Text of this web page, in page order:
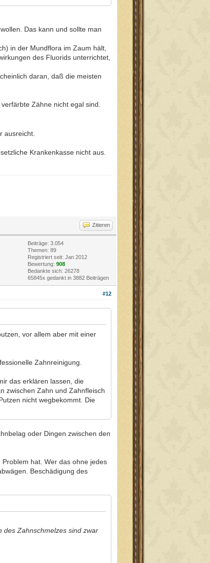
Das kann und sollte man
in der Mundflora im Zaum hält,
des Fluorids unterrichtet,
daran, daß die meisten
Zähne nicht egal sind.
ausreicht.
Krankenkasse nicht aus.
Zitieren
Beiträge: 3.054
Themen: 89
Registriert seit: Jan 2012
Bewertung: 908
Bedankte sich: 26278
65845x gedankt in 3882 Beiträgen
#12
vor allem aber mit einer
Zahnreinigung.
das erklären lassen, die
zwischen Zahn und Zahnfleisch
nicht wegbekommt. Die
oder Dingen zwischen den
hat. Wer das ohne jedes
Beschädigung des
des Zahnschmelzes sind zwar